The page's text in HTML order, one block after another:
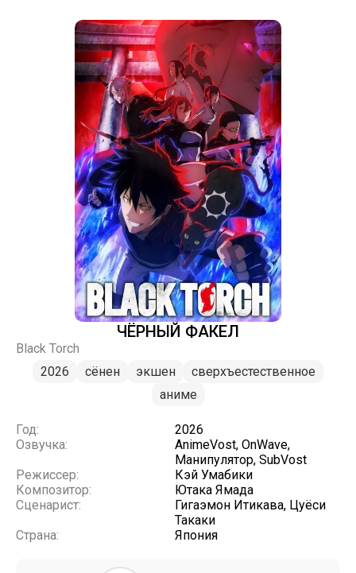
ЧЁРНЫЙ ФАКЕЛ
Black Torch
2026
сёнен экшен
сверхъестественное
аниме
Год:
2026
Озвучка:
AnimeVost, OnWave,
Манипулятор, SubVost
Режиссер:
Кэй Умабики
Композитор:
Ютака Ямада
Сценарист:
Гигаэмон Итикава, Цуёси
Такаки
Страна:
Япония